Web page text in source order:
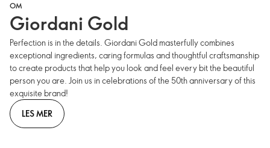
OM
Giordani Gold
Perfection is in the details. Giordani Gold masterfully combines
exceptional ingredients, caring formulas and thoughtful craftsmanship
to create products that help you look and feel every bit the beautiful
person you are. Join us in celebrations of the 50th anniversary of this
exquisite brand!
LES MER